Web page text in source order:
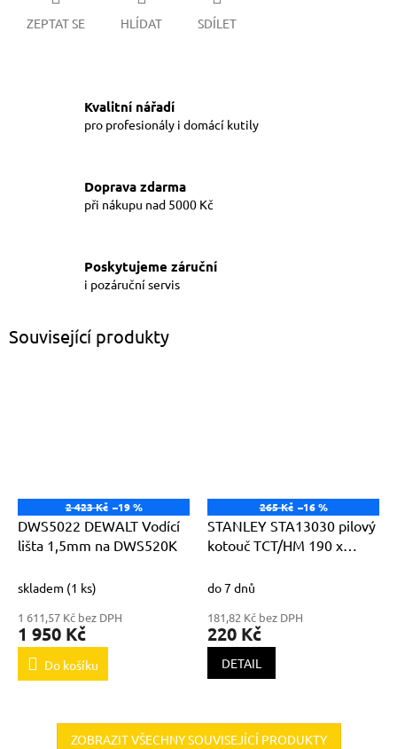
ZEPTAT SE HLÍDAT SDÍLET
Kvalitní nářadí
pro profesionály i domácí kutily
Doprava zdarma
při nákupu nad 5000 Kč
Poskytujeme záruční
i pozáruční servis
Související produkty
2 423 Kč –19 %
DWS5022 DEWALT Vodící
lišta 1,5mm na DWS520K
skladem (1 ks)
1 611,57 Kč bez DPH
1 950 Kč
Do košíku
265 Kč –16 %
STANLEY STA13030 pilový
kotouč TCT/HM 190 x
podélné řezy
do 7 dnů
181,82 Kč bez DPH
220 Kč
DETAIL
ZOBRAZIT VŠECHNY SOUVISEJÍCÍ PRODUKTY